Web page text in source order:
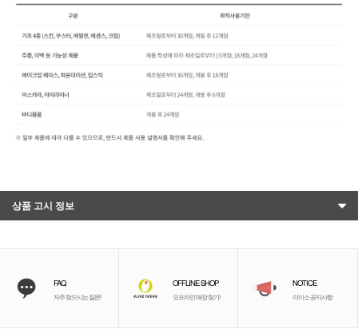
상품 고시 정보
FAQ
자주 찾으시는 질문!
OFFLINE SHOP
오프라인 매장 찾기!
NOTICE
이이소 공지사항